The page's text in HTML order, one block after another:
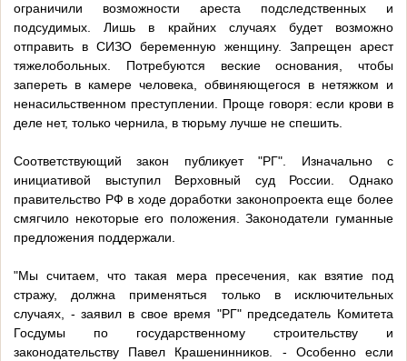
ограничили возможности ареста подследственных и
подсудимых. Лишь в крайних случаях будет возможно
отправить в СИЗО беременную женщину. Запрещен арест
тяжелобольных. Потребуются веские основания, чтобы
запереть в камере человека, обвиняющегося в нетяжком и
ненасильственном преступлении. Проще говоря: если крови в
деле нет, только чернила, в тюрьму лучше не спешить.
Соответствующий закон публикует "РГ". Изначально с
инициативой выступил Верховный суд России. Однако
правительство РФ в ходе доработки законопроекта еще более
смягчило некоторые его положения. Законодатели гуманные
предложения поддержали.
"Мы считаем, что такая мера пресечения, как взятие под
стражу, должна применяться только в исключительных
случаях, - заявил в свое время "РГ" председатель Комитета
Госдумы по государственному строительству и
законодательству Павел Крашенинников. - Особенно если